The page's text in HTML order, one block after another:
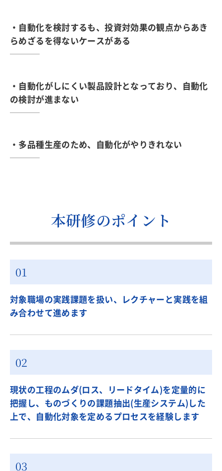
・自動化を検討するも、投資対効果の観点からあき
らめざるを得ないケースがある
・自動化がしにくい製品設計となっており、自動化
の検討が進まない
・多品種生産のため、自動化がやりきれない
本研修のポイント
対象職場の実践課題を扱い、レクチャーと実践を組
み合わせて進めます
現状の工程のムダ(ロス、リードタイム)を定量的に
把握し、ものづくりの課題抽出(生産システム)した
上で、自動化対象を定めるプロセスを経験します